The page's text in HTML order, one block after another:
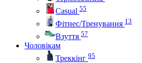
Casual 55
Фітнес/Тренування 13
Взуття 57
Чоловікам
Треккінг 95